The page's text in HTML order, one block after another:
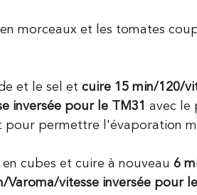
morceaux et les tomates
et le sel et cuire 15 min/120/
inversée pour le TM31 avec le
pour permettre l'évaporation
cubes et cuire à nouveau 6
Varoma/vitesse inversée pour